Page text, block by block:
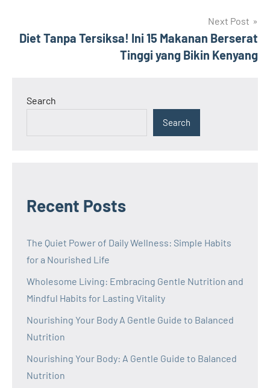
Next Post
Diet Tanpa Tersiksa! Ini 15 Makanan Berserat
Tinggi yang Bikin Kenyang
Search
Search
Recent Posts
The Quiet Power of Daily Wellness: Simple Habits
for a Nourished Life
Wholesome Living: Embracing Gentle Nutrition and
Mindful Habits for Lasting Vitality
Nourishing Your Body A Gentle Guide to Balanced
Nutrition
Nourishing Your Body: A Gentle Guide to Balanced
Nutrition